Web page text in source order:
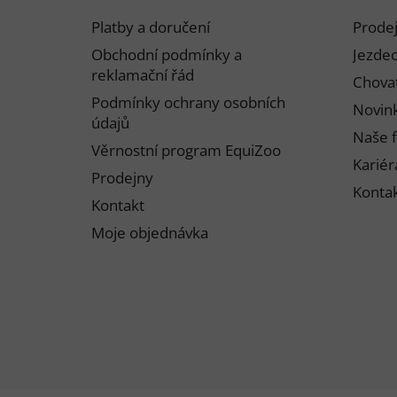
Platby a doručení
Obchodní podmínky a
reklamační řád
Podmínky ochrany osobních
údajů
Věrnostní program EquiZoo
Prodejny
Kontakt
Moje objednávka
Naše